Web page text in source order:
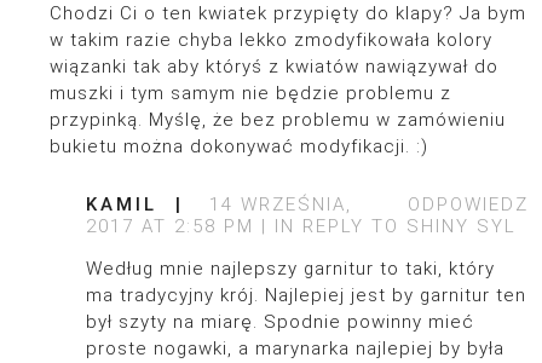
Chodzi Ci o ten kwiatek przypięty do klapy? Ja bym
w takim razie chyba lekko zmodyfikowała kolory
wiązanki tak aby któryś z kwiatów nawiązywał do
muszki i tym samym nie będzie problemu z
przypinką. Myślę, że bez problemu w zamówieniu
bukietu można dokonywać modyfikacji. :)
ODPOWIEDZ
KAMIL
14 WRZEŚNIA,
2017 AT 2:58 PM
IN REPLY TO SHINY SYL
Według mnie najlepszy garnitur to taki, który
ma tradycyjny krój. Najlepiej jest by garnitur ten
był szyty na miarę. Spodnie powinny mieć
proste nogawki, a marynarka najlepiej by była